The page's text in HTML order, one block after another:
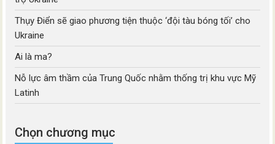
Thụy Điển sẽ giao phương tiện thuộc ‘đội tàu bóng tối’ cho
Ukraine
Ai là ma?
Nỗ lực âm thầm của Trung Quốc nhằm thống trị khu vực Mỹ
Latinh
Chọn chương mục